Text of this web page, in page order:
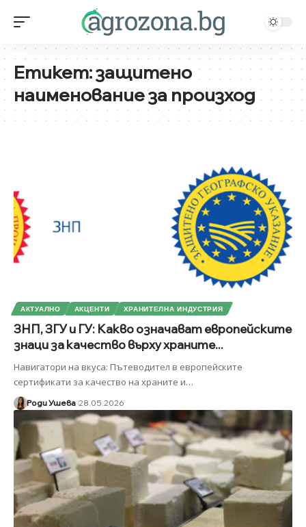
Етикет:защитено
наименование за произход
АКТУАЛНО АКЦЕНТИ ХРАНИТЕЛНА ИНДУСТРИЯ
ЗНП, ЗГУ и ГУ: Какво означават европейските
знаци за качество върху храните...
Навигатори на вкуса: Пътеводител в европейските
сертификати за качество на храните и…
Роди Ушева 28.05.2026